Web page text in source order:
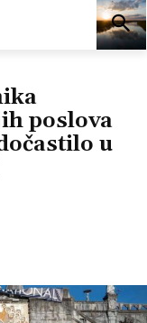
poslova
u